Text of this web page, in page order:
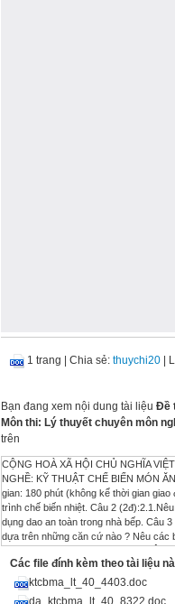
1 trang Chia sẻ: thuychi20 |
Bạn đang xem nội dung tài liệu Đề
Môn thi: Lý thuyết chuyên môn
trên
CỘNG HOÀ XÃ HỘI CHỦ NGHĨA
NGHỀ: KỸ THUẬT CHẾ BIẾN MÓN
gian: 180 phút (không kể thời gian
trình chế biến nhiệt. Câu 2
dụng dao an toàn trong nhà bếp. Câu
dựa trên những căn cứ nào ? Nêu các
Các file đính kèm theo tài liệu
ktcbma_lt_40_4403.doc
da_ktcbma_lt_40_8322.doc